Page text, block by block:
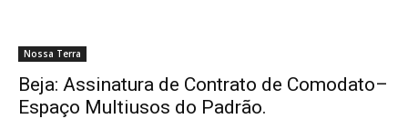
Nossa Terra
Beja: Assinatura de Contrato de Comodato–
Espaço Multiusos do Padrão.